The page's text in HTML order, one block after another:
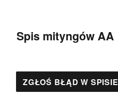
Spis mityngów AA
ZGŁOŚ BŁĄD W SPISIE